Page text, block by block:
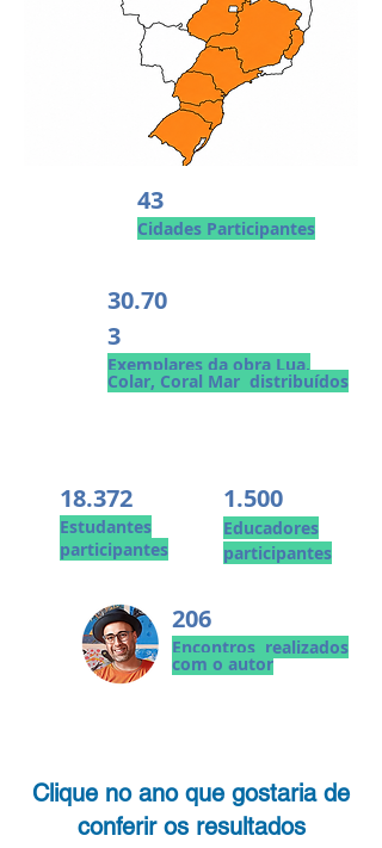
43
Cidades Participantes
30.70
3
Exemplares da obra Lua,
Colar, Coral Mar distribuídos
18.372
Estudantes
participantes
1.500
Educadores
participantes
206
Encontros realizados
com o autor
Clique no ano que gostaria de
conferir os resultados